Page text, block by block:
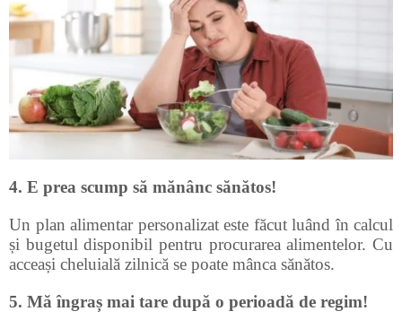
4. E prea scump să mănânc sănătos!
Un plan alimentar personalizat este făcut luând în calcul
și bugetul disponibil pentru procurarea alimentelor. Cu
acceași cheluială zilnică se poate mânca sănătos.
5. Mă îngraș mai tare după o perioadă de regim!